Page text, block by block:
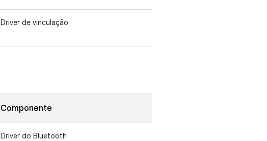
Driver de vinculação
Componente
Driver do Bluetooth